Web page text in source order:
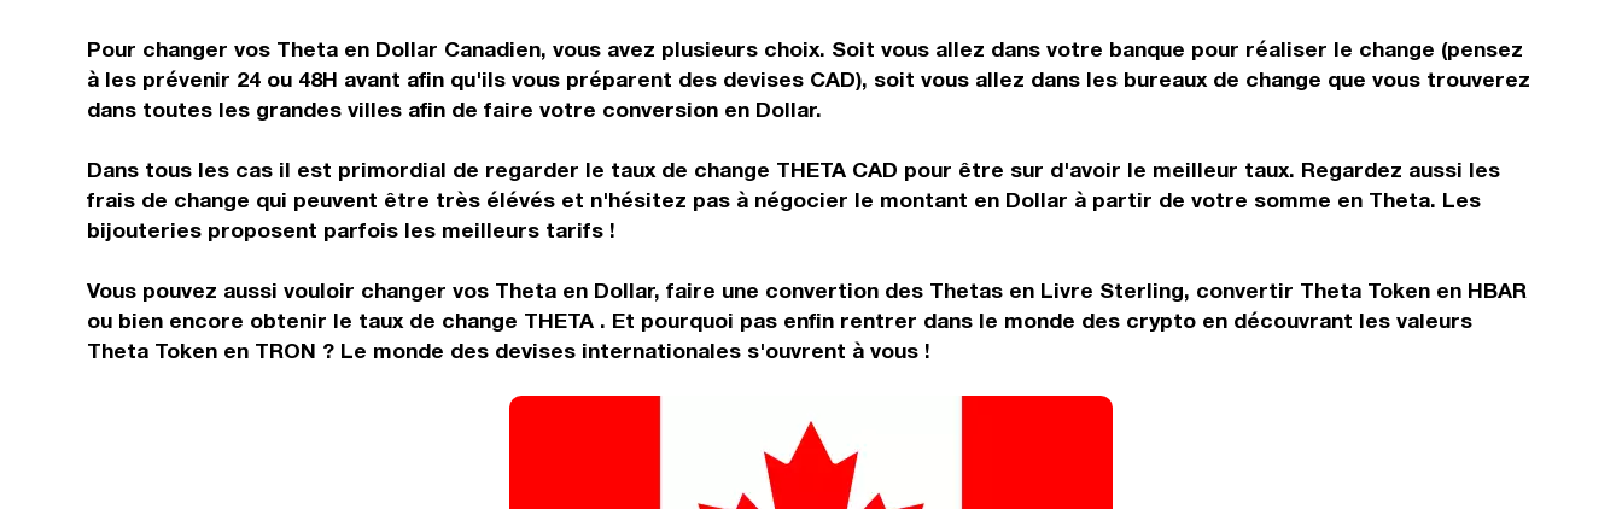
Pour changer vos Theta en Dollar Canadien, vous avez plusieurs choix. Soit vous allez dans votre banque pour réaliser le change (pensez
à les prévenir 24 ou 48H avant afin qu'ils vous préparent des devises CAD), soit vous allez dans les bureaux de change que vous trouverez
dans toutes les grandes villes afin de faire votre conversion en Dollar.
Dans tous les cas il est primordial de regarder le taux de change THETA CAD pour être sur d'avoir le meilleur taux. Regardez aussi les
frais de change qui peuvent être très élévés et n'hésitez pas à négocier le montant en Dollar à partir de votre somme en Theta. Les
bijouteries proposent parfois les meilleurs tarifs !
Vous pouvez aussi vouloir changer vos Theta en Dollar, faire une convertion des Thetas en Livre Sterling, convertir Theta Token en HBAR
ou bien encore obtenir le taux de change THETA . Et pourquoi pas enfin rentrer dans le monde des crypto en découvrant les valeurs
Theta Token en TRON ? Le monde des devises internationales s'ouvrent à vous !